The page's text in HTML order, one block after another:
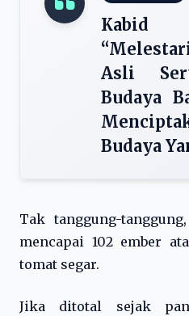
Kabid
Asli
Budaya
Budaya
Tak tanggung-
mencapai 102 ember
tomat segar.
Jika ditotal sejak